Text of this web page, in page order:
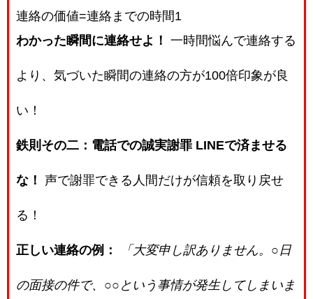
連絡の価値=連絡までの時間1
わかった瞬間に連絡せよ！ 一時間悩んで連絡する
より、気づいた瞬間の連絡の方が100倍印象が良
い！
鉄則その二：電話での誠実謝罪 LINEで済ませる
な！ 声で謝罪できる人間だけが信頼を取り戻せ
る！
正しい連絡の例： 「大変申し訳ありません。○日
の面接の件で、○○という事情が発生してしまいま